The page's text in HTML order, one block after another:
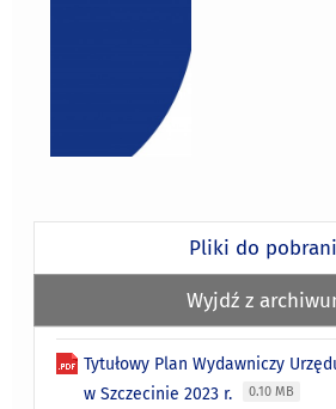
Pliki do
Wyjdź z
Tytułowy Plan Wydawniczy
w Szczecinie 2023 r.
0.10 MB